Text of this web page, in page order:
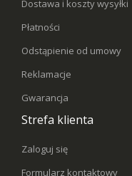
Dostawa i koszty wysyłki
Płatności
Odstąpienie od umowy
Reklamacje
Gwarancja
Strefa klienta
Zaloguj się
Formularz kontaktowy